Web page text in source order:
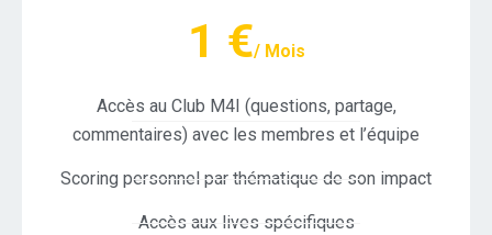
1 €/ Mois
Accès au Club M4I (questions, partage,
commentaires) avec les membres et l’équipe
Scoring personnel par thématique de son impact
Accès aux lives spécifiques